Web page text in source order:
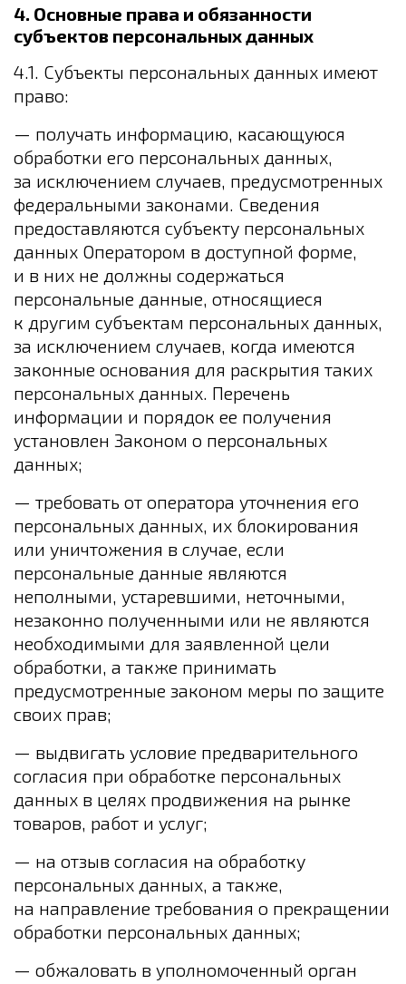
4. Основные права и обязанности
субъектов персональных данных
4.1. Субъекты персональных данных имеют
право:
— получать информацию, касающуюся
обработки его персональных данных,
за исключением случаев, предусмотренных
федеральными законами. Сведения
предоставляются субъекту персональных
данных Оператором в доступной форме,
и в них не должны содержаться
персональные данные, относящиеся
к другим субъектам персональных данных,
за исключением случаев, когда имеются
законные основания для раскрытия таких
персональных данных. Перечень
информации и порядок ее получения
установлен Законом о персональных
данных;
— требовать от оператора уточнения его
персональных данных, их блокирования
или уничтожения в случае, если
персональные данные являются
неполными, устаревшими, неточными,
незаконно полученными или не являются
необходимыми для заявленной цели
обработки, а также принимать
предусмотренные законом меры по защите
своих прав;
— выдвигать условие предварительного
согласия при обработке персональных
данных в целях продвижения на рынке
товаров, работ и услуг;
— на отзыв согласия на обработку
персональных данных, а также,
на направление требования о прекращении
обработки персональных данных;
— обжаловать в уполномоченный орган